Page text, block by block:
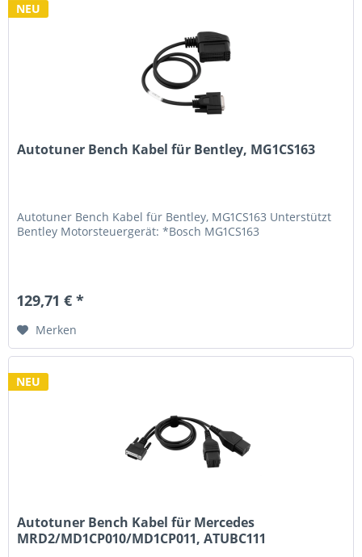
NEU
Autotuner Bench Kabel für Bentley, MG1CS163
Autotuner Bench Kabel für Bentley, MG1CS163 Unterstützt
Bentley Motorsteuergerät: *Bosch MG1CS163
129,71 € *
Merken
NEU
Autotuner Bench Kabel für Mercedes
MRD2/MD1CP010/MD1CP011, ATUBC111